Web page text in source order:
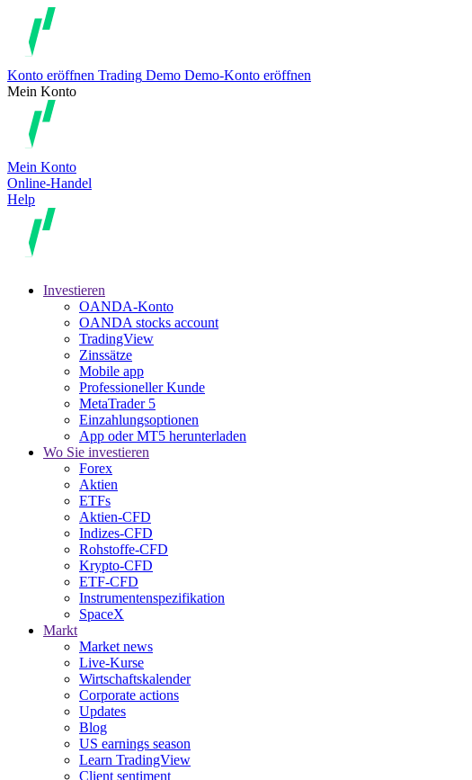
Konto eröffnen Trading Demo Demo-Konto eröffnen
Mein Konto
Mein Konto
Online-Handel
Help
Investieren
OANDA-Konto
OANDA stocks account
TradingView
Zinssätze
Mobile app
Professioneller Kunde
MetaTrader 5
Einzahlungsoptionen
App oder MT5 herunterladen
Wo Sie investieren
Forex
Aktien
ETFs
Aktien-CFD
Indizes-CFD
Rohstoffe-CFD
Krypto-CFD
ETF-CFD
Instrumentenspezifikation
SpaceX
Markt
Market news
Live-Kurse
Wirtschaftskalender
Corporate actions
Updates
Blog
US earnings season
Learn TradingView
Client sentiment